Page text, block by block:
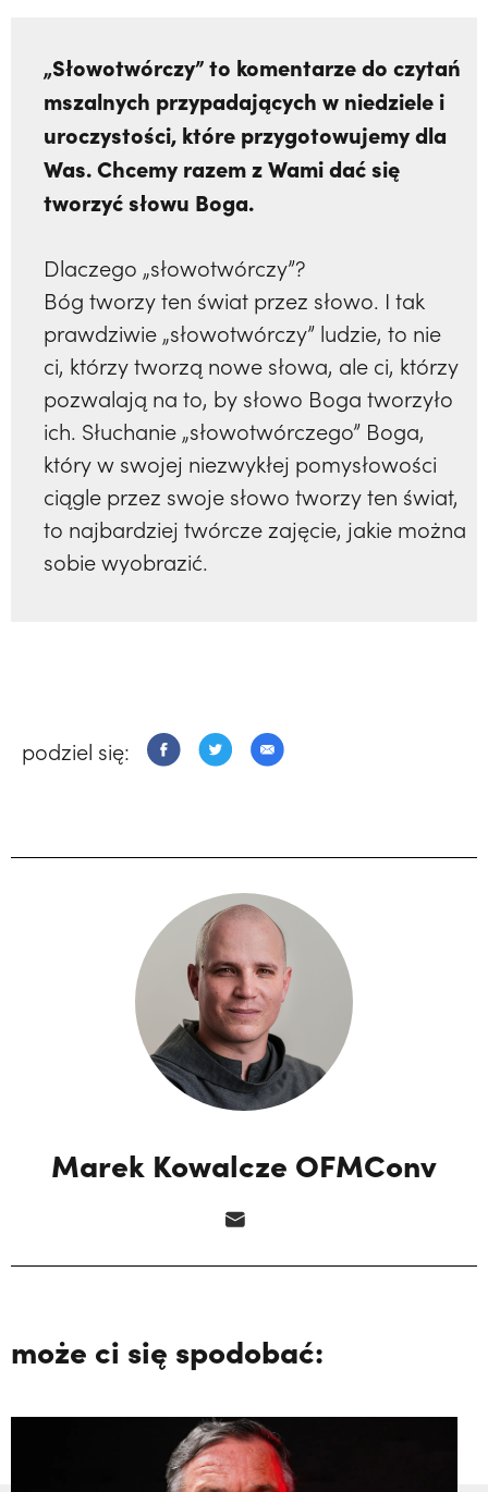
„Słowotwórczy” to komentarze do czytań
mszalnych przypadających w niedziele i
uroczystości, które przygotowujemy dla
Was. Chcemy razem z Wami dać się
tworzyć słowu Boga.
Dlaczego „słowotwórczy”?
Bóg tworzy ten świat przez słowo. I tak
prawdziwie „słowotwórczy” ludzie, to nie
ci, którzy tworzą nowe słowa, ale ci, którzy
pozwalają na to, by słowo Boga tworzyło
ich. Słuchanie „słowotwórczego” Boga,
który w swojej niezwykłej pomysłowości
ciągle przez swoje słowo tworzy ten świat,
to najbardziej twórcze zajęcie, jakie można
sobie wyobrazić.
podziel się:
Marek Kowalcze OFMConv
może ci się spodobać: